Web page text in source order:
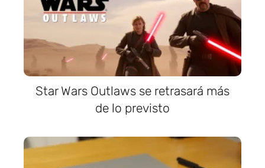
Star Wars Outlaws se retrasará más
de lo previsto